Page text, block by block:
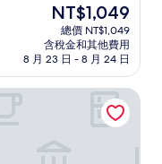
現
在
價
格
為
NT$1,049
NT$1,049
總價 NT$1,049
含稅金和其他費用
8 月 23 日 - 8 月 24 日